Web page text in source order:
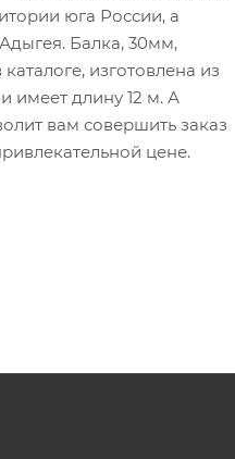
юга России, а
Балка, 30мм,
изготовлена из
имеет длину 12 м. А
вам совершить заказ
цене.